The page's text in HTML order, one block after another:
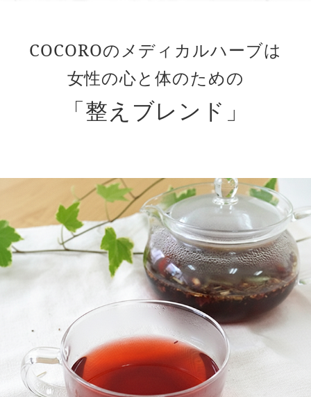
COCOROのメディカルハーブは
女性の心と体のための
「整えブレンド」